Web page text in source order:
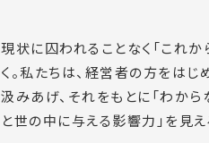
現状に囚われることなく「これか
く。私たちは、経営者の方をは
汲みあげ、それをもとに「わか
と世の中に与える影響力」を見え